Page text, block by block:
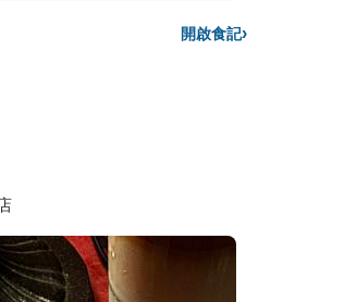
開啟食記›